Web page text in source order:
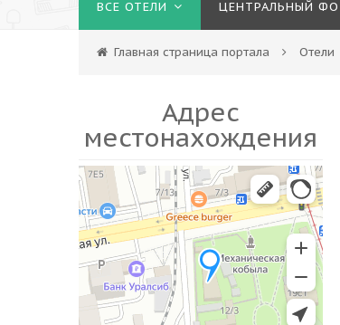
ВСЕ ОТЕЛИ ЦЕНТРАЛЬНЫЙ ФО
Главная страница портала Отели
Адрес
местонахождения